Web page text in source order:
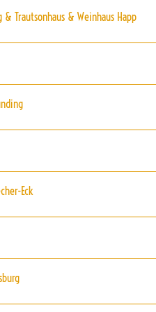
& Trautsonhaus & Weinhaus Happ
Eck